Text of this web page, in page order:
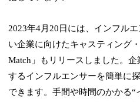
2023年4月20日には、インフル
い企業に向けたキャスティング
Match」もリリースしました。
するインフルエンサーを簡単に
できます。手間や時間のかかる